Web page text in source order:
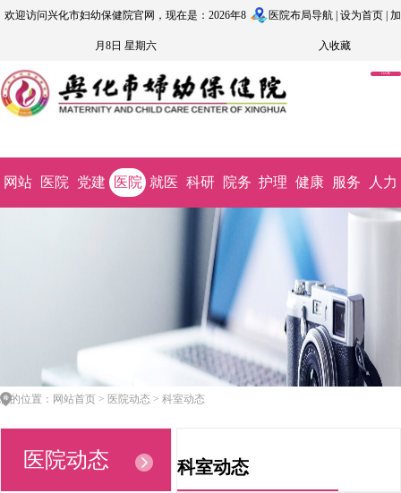
欢迎访问兴化市妇幼保健院官网，现在是：2026年8
月8日 星期六
医院布局导航| 设为首页| 加
入收藏
OA系
网站
首页
医院
概况
党建
文化
医院
动态
就医
指南
科研
教学
院务
公开
护理
园地
健康
科普
服务
监督
人力
资源
您的位置：网站首页 > 医院动态 > 科室动态
医院动态 科室动态